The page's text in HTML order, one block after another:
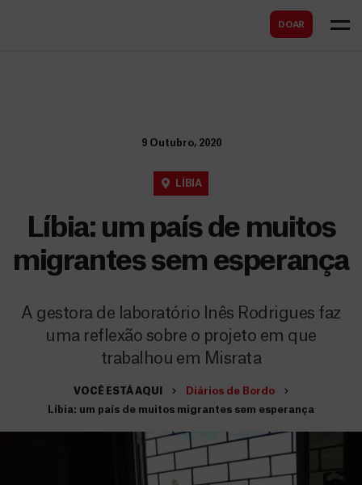
DOAR
9 Outubro, 2020
LÍBIA
Líbia: um país de muitos
migrantes sem esperança
A gestora de laboratório Inês Rodrigues faz
uma reflexão sobre o projeto em que
trabalhou em Misrata
VOCÊ ESTÁ AQUI
Diários de Bordo
Líbia: um país de muitos migrantes sem esperança